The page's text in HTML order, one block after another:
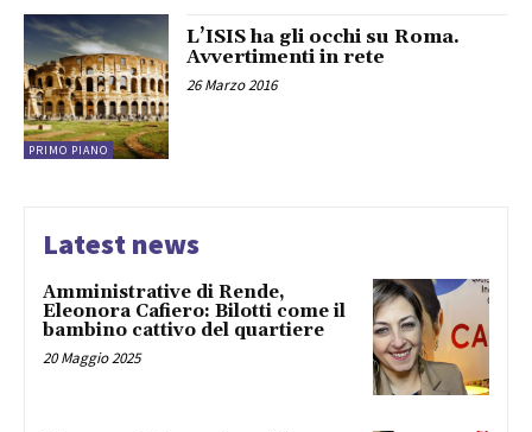
PRIMO PIANO
L’ISIS ha gli occhi su Roma.
Avvertimenti in rete
26 Marzo 2016
Latest news
Amministrative di Rende,
Eleonora Cafiero: Bilotti come il
bambino cattivo del quartiere
20 Maggio 2025